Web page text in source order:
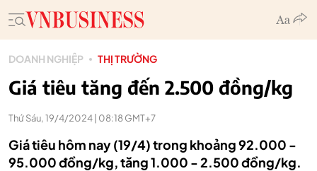
DOANH NGHIỆP THỊ TRƯỜNG
Giá tiêu tăng đến 2.500 đồng/kg
Thứ Sáu, 19/4/2024 | 08:18 GMT+7
Giá tiêu hôm nay (19/4) trong khoảng 92.000 -
95.000 đồng/kg, tăng 1.000 - 2.500 đồng/kg.